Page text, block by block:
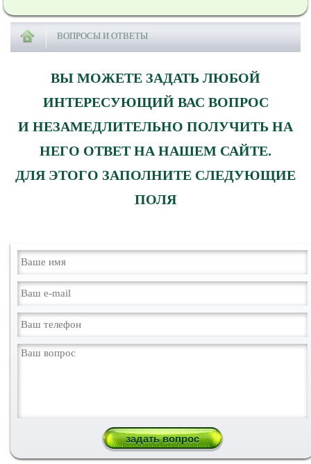
ВОПРОСЫ И ОТВЕТЫ
ВЫ МОЖЕТЕ ЗАДАТЬ ЛЮБОЙ
ИНТЕРЕСУЮЩИЙ ВАС ВОПРОС
И НЕЗАМЕДЛИТЕЛЬНО ПОЛУЧИТЬ НА
НЕГО ОТВЕТ НА НАШЕМ САЙТЕ.
ДЛЯ ЭТОГО ЗАПОЛНИТЕ СЛЕДУЮЩИЕ
ПОЛЯ